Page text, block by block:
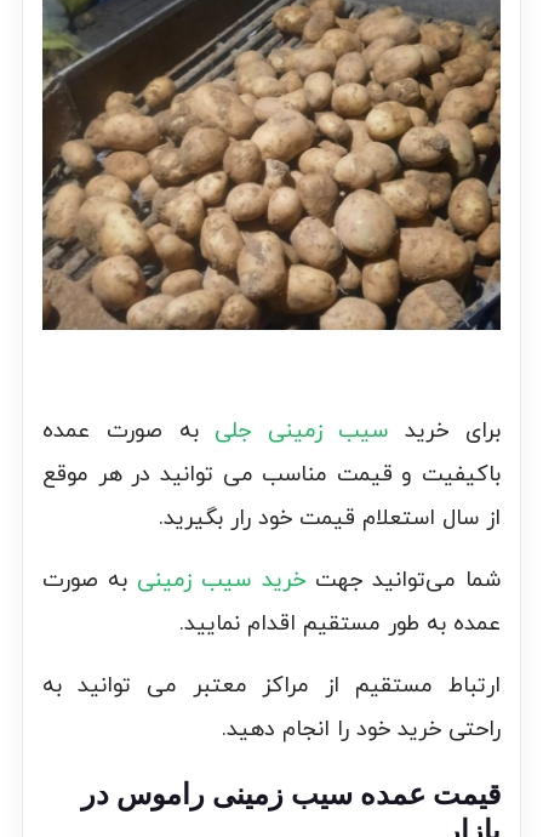
برای خرید سیب زمینی جلی به صورت عمده
باکیفیت و قیمت مناسب می توانید در هر موقع
از سال استعلام قیمت خود رار بگیرید.
شما می‌توانید جهتخرید سیب زمینی به صورت
عمده به طور مستقیم اقدام نمایید.
ارتباط مستقیم از مراکز معتبر می توانید به
راحتی خرید خود را انجام دهید.
قیمت عمده سیب زمینی راموس در